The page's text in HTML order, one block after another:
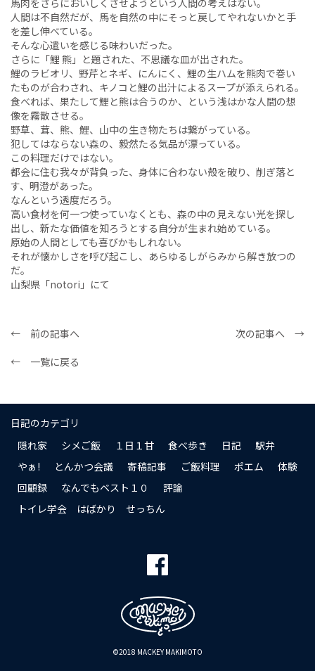
馬肉をさらにおいしくさせようという人間の考えはない。
人間は不自然だが、馬を自然の中にそっと戻してやれないかと手
を差し伸べている。
そんな心遣いを感じる味わいだった。
さらに「鯉 熊」と題された、不思議な皿が出された。
鯉のラビオリ、野芹とネギ、にんにく、鯉の生ハムを熊肉で巻い
たものが合わされ、キノコと鯉の出汁によるスープが添えられる。
食べれば、果たして鯉と熊は合うのか、という浅はかな人間の想
像を霧散させる。
野草、茸、熊、鯉、山中の生き物たちは繋がっている。
犯してはならない森の、毅然たる気品が漂っている。
この料理だけではない。
都会に住む我々が背負った、身体に合わない殻を破り、削ぎ落と
す、明澄があった。
なんという透度だろう。
高い食材を何一つ使っていなくとも、森の中の見えない光を探し
出し、新たな価値を知ろうとする自分が生まれ始めている。
原始の人間としても喜びかもしれない。
それが懐かしさを呼び起こし、あらゆるしがらみから解き放つの
だ。
山梨県「notori」にて
← 前の記事へ
次の記事へ →
← 一覧に戻る
日記のカテゴリ
隠れ家
シメご飯 １日１甘 食べ歩き 日記
駅弁
やぁ!
とんかつ会議 寄稿記事 ご飯料理 ポエム
体験
回顧録
なんでもベスト１０
評論
トイレ学会 はばかり せっちん
©2018 MACKEY MAKIMOTO